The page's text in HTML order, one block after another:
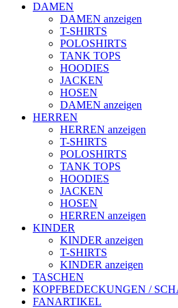
DAMEN
DAMEN anzeigen
T-SHIRTS
POLOSHIRTS
TANK TOPS
HOODIES
JACKEN
HOSEN
DAMEN anzeigen
HERREN
HERREN anzeigen
T-SHIRTS
POLOSHIRTS
TANK TOPS
HOODIES
JACKEN
HOSEN
HERREN anzeigen
KINDER
KINDER anzeigen
T-SHIRTS
KINDER anzeigen
TASCHEN
KOPFBEDECKUNGEN /
FANARTIKEL